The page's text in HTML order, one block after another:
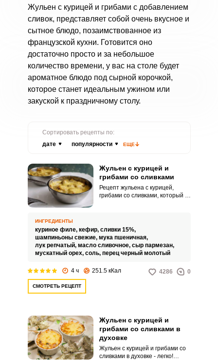
Жульен с курицей и грибами с добавлением
сливок, представляет собой очень вкусное и
сытное блюдо, позаимствованное из
французской кухни. Готовится оно
достаточно просто и за небольшое
количество времени, у вас на столе будет
ароматное блюдо под сырной корочкой,
которое станет идеальным ужином или
закуской к праздничному столу.
Сортировать рецепты по:
дате
популярности ЕЩЕ
Жульен с курицей и
грибами со сливками
Рецепт жульена с курицей,
грибами со сливками, который я
нежное куриное мясо
замечательно сочетается с
соусом, приготовленным на
основе сливок.
ИНГРЕДИЕНТЫ
куриное филе, кефир, сливки 15%,
шампиньоны свежие, мука пшеничная,
лук репчатый, масло сливочное, сыр пармезан,
мускатный орех, соль, перец черный молотый
4 ч 251.5 кКал 4286 0
СМОТРЕТЬ РЕЦЕПТ
Жульен с курицей и
грибами со сливками в
духовке
Жульен с курицей и грибами со
сливками в духовке - легко!